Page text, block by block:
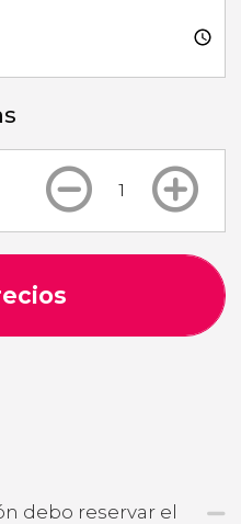
debo reservar el